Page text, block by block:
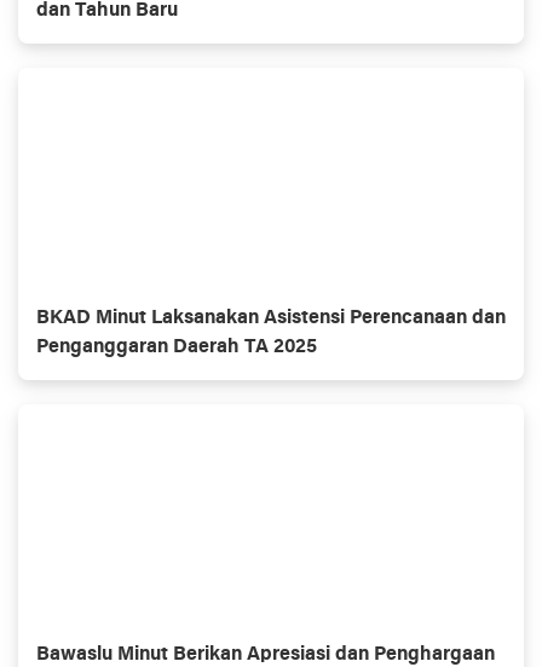
dan Tahun Baru
BKAD Minut Laksanakan Asistensi Perencanaan dan
Penganggaran Daerah TA 2025
Bawaslu Minut Berikan Apresiasi dan Penghargaan